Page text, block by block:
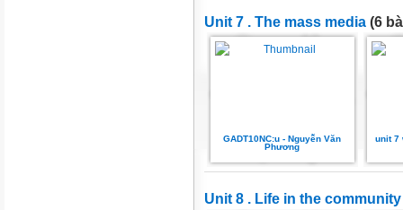
Unit 7 . The mass media (6
GADT10NC:u - Nguyễn Văn
Phương
unit 7
Unit 8 . Life in the community